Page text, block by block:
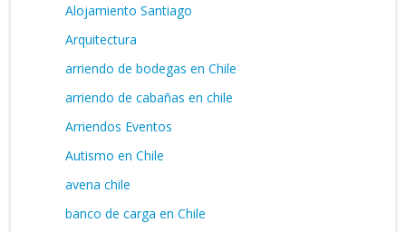
Alojamiento Santiago
Arquitectura
arriendo de bodegas en Chile
arriendo de cabañas en chile
Arriendos Eventos
Autismo en Chile
avena chile
banco de carga en Chile